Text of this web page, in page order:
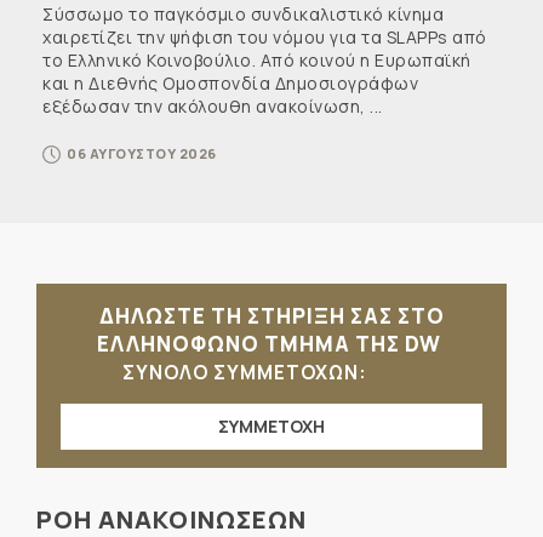
Σύσσωμο το παγκόσμιο συνδικαλιστικό κίνημα
χαιρετίζει την ψήφιση του νόμου για τα SLAPPs από
το Ελληνικό Κοινοβούλιο. Από κοινού η Ευρωπαϊκή
και η Διεθνής Ομοσπονδία Δημοσιογράφων
εξέδωσαν την ακόλουθη ανακοίνωση, ...
06 ΑΥΓΟΥΣΤΟΥ 2026
ΔΗΛΩΣΤΕ ΤΗ ΣΤΗΡΙΞΗ ΣΑΣ ΣΤΟ
ΕΛΛΗΝΟΦΩΝΟ ΤΜΗΜΑ ΤΗΣ DW
ΣΥΝΟΛΟ ΣΥΜΜΕΤΟΧΩΝ:
ΣΥΜΜΕΤΟΧΗ
ΡΟΗ ΑΝΑΚΟΙΝΩΣΕΩΝ